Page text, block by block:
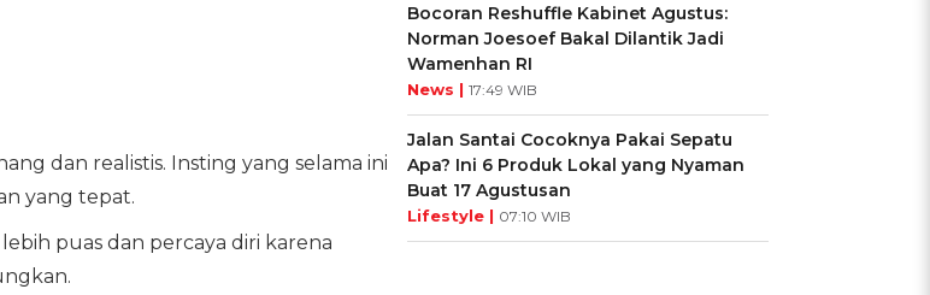
dan realistis. Insting yang selama ini
yang tepat.
puas dan percaya diri karena
Bocoran Reshuffle Kabinet Agustus:
Norman Joesoef Bakal Dilantik Jadi
Wamenhan RI
News | 17:49 WIB
Jalan Santai Cocoknya Pakai Sepatu
Apa? Ini 6 Produk Lokal yang Nyaman
Buat 17 Agustusan
Lifestyle | 07:10 WIB